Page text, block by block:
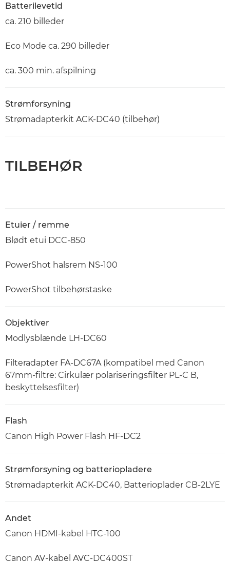
Batterilevetid
ca. 210 billeder
Eco Mode ca. 290 billeder
ca. 300 min. afspilning
Strømforsyning
Strømadapterkit ACK-DC40 (tilbehør)
TILBEHØR
Etuier / remme
Blødt etui DCC-850
PowerShot halsrem NS-100
PowerShot tilbehørstaske
Objektiver
Modlysblænde LH-DC60
Filteradapter FA-DC67A (kompatibel med Canon
67mm-filtre: Cirkulær polariseringsfilter PL-C B,
beskyttelsesfilter)
Flash
Canon High Power Flash HF-DC2
Strømforsyning og batteriopladere
Strømadapterkit ACK-DC40, Batterioplader CB-2LYE
Andet
Canon HDMI-kabel HTC-100
Canon AV-kabel AVC-DC400ST